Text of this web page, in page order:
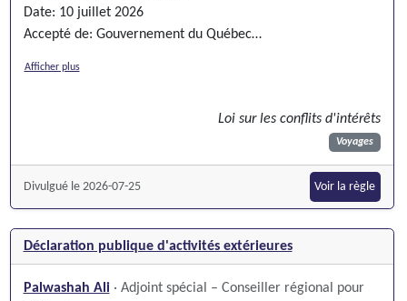
Date: 10 juillet 2026
Accepté de: Gouvernement du Québec
Afficher plus
Loi sur les conflits d'intérêts
Voyages
Divulgué le 2026-07-25 Voir la règle
Déclaration publique d'activités extérieures
Palwashah Ali · Adjoint spécial – Conseiller régional pour